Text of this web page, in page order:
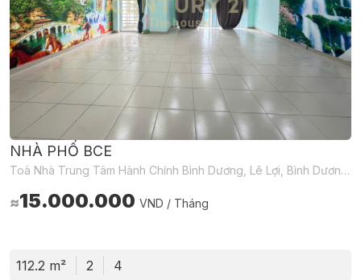
NHÀ PHỐ BCE
Toà Nhà Trung Tâm Hành Chính Bình Dương, Lê Lợi, Bình Dương, Hồ Chí Minh, Việt Nam
≈15.000.000 VND / Tháng
112.2 m² 2 4